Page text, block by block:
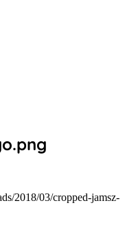
2018/03/cropped-jamsz-